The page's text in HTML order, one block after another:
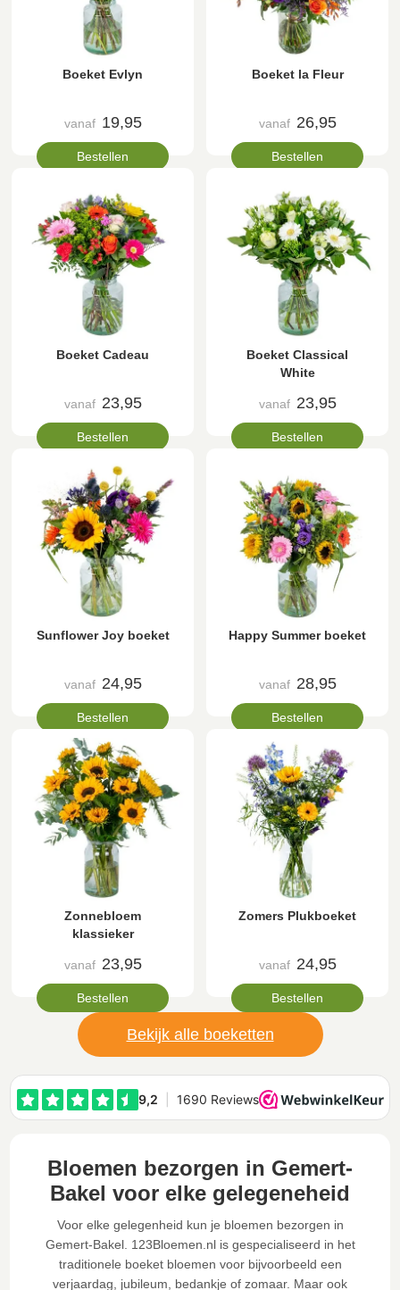
Boeket Evlyn
vanaf 19,95
Bestellen
Boeket la Fleur
vanaf 26,95
Bestellen
Boeket Cadeau
vanaf 23,95
Bestellen
Boeket Classical
White
vanaf 23,95
Bestellen
Sunflower Joy boeket
vanaf 24,95
Bestellen
Happy Summer boeket
vanaf 28,95
Bestellen
Zonnebloem
klassieker
vanaf 23,95
Bestellen
Zomers Plukboeket
vanaf 24,95
Bestellen
Bekijk alle boeketten
Bloemen bezorgen in Gemert-
Bakel voor elke gelegeneheid
Voor elke gelegenheid kun je bloemen bezorgen in
Gemert-Bakel. 123Bloemen.nl is gespecialiseerd in het
traditionele boeket bloemen voor bijvoorbeeld een
verjaardag, jubileum, bedankje of zomaar. Maar ook